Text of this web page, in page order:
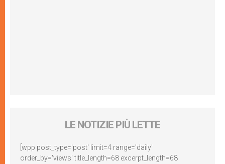
LE NOTIZIE PIÙ LETTE
[wpp post_type='post' limit=4 range='daily'
order_by='views' title_length=68 excerpt_length=68